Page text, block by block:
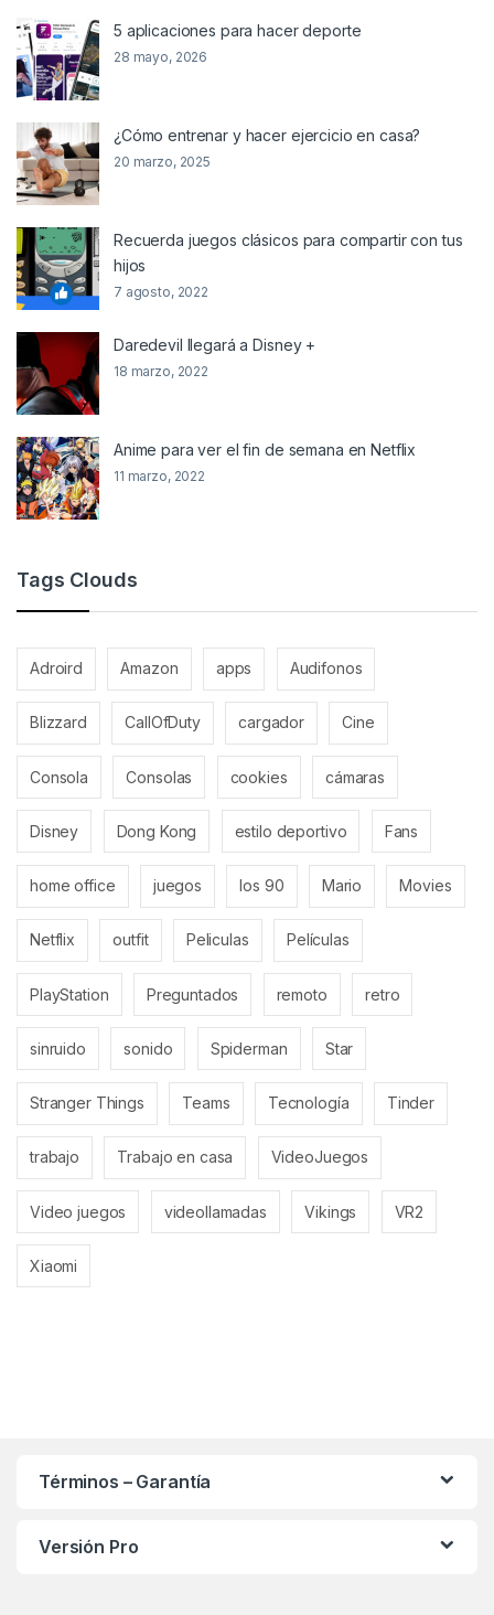
5 aplicaciones para hacer deporte
28 mayo, 2026
¿Cómo entrenar y hacer ejercicio en casa?
20 marzo, 2025
Recuerda juegos clásicos para compartir con tus
hijos
7 agosto, 2022
Daredevil llegará a Disney +
18 marzo, 2022
Anime para ver el fin de semana en Netflix
11 marzo, 2022
Tags Clouds
Adroird Amazon apps Audifonos
Blizzard CallOfDuty cargador Cine
Consola Consolas cookies cámaras
Disney Dong Kong estilo deportivo Fans
home office juegos los 90 Mario Movies
Netflix outfit Peliculas Películas
PlayStation Preguntados remoto retro
sinruido sonido Spiderman Star
Stranger Things Teams Tecnología Tinder
trabajo Trabajo en casa VideoJuegos
Video juegos videollamadas Vikings VR2
Xiaomi
Términos – Garantía
Versión Pro